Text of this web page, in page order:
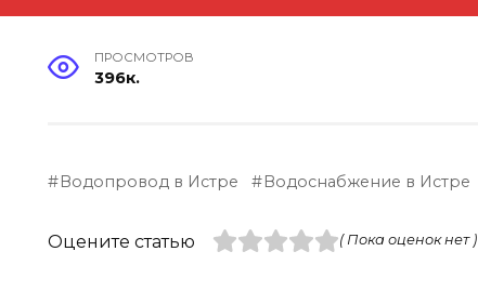
ПРОСМОТРОВ
396к.
Водопровод в Истре Водоснабжение в Истре
Оцените статью ( Пока оценок нет )